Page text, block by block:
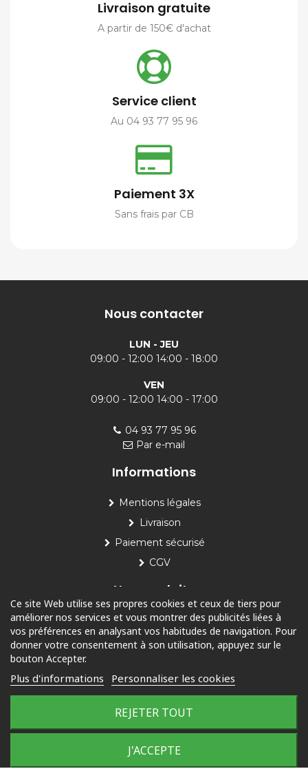
Livraison gratuite
A partir de 150€ d'achat
Service client
Au 04 93 77 95 96
Paiement 3X
Sans frais par CB
Nous contacter
LUN - JEU
09:00 - 12:00 14:00 - 18:00
VEN
09:00 - 12:00 14:00 - 17:00
04 93 77 95 96
Par e-mail
Informations
Mentions légales
Livraison
Paiement sécurisé
CGV
Nos produits
Piscine
Jardin
Outdoor
© 2025 Tous droits réservés
Plan du site
Ce site Web utilise ses propres cookies et ceux de tiers pour
améliorer nos services et vous montrer des publicités liées à
vos préférences en analysant vos habitudes de navigation. Pour
donner votre consentement à son utilisation, appuyez sur le
bouton Accepter.
Plus d'informations Personnaliser les cookies
REJETER TOUT
J'ACCEPTE